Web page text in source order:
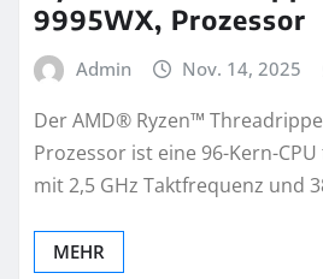
9995WX, Prozessor
Admin Nov. 14, 2025
Der AMD® Ryzen™
Prozessor ist eine 96-Kern-
mit 2,5 GHz Taktfrequenz und
MEHR